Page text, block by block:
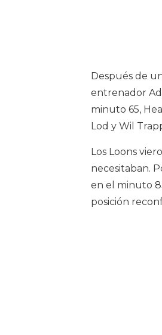
Después de
entrenador
minuto 65,
Lod y Wil
Los Loons
necesitaban.
en el minuto
posición